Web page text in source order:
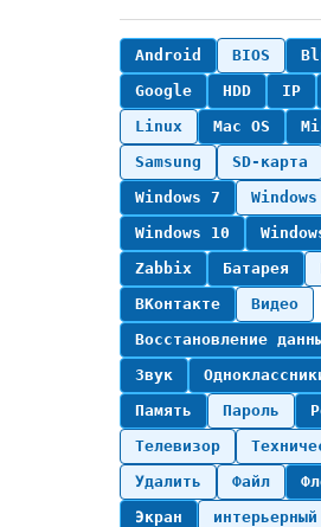
Android BIOS
Google
HDD IP
Linux
Mac OS
Samsung
SD-карта
Windows 7
Windows 10
Zabbix
Батарея
ВКонтакте
Видео
Восстановление
Звук
Память
Пароль
Телевизор
Удалить
Файл
Экран